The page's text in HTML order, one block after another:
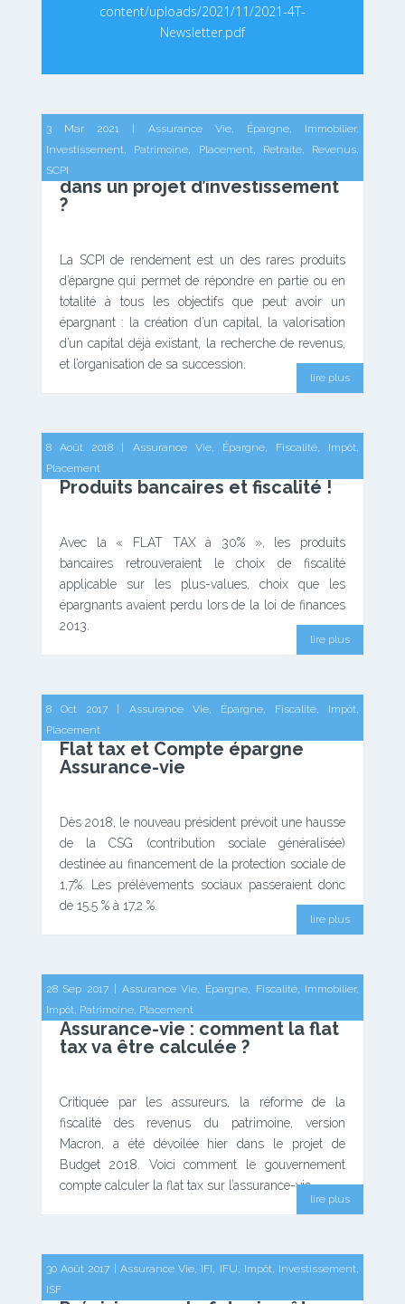
content/uploads/2021/11/2021-4T-
Newsletter.pdf
Place de la SCPI de rendement
dans un projet d’investissement
?
3 Mar 2021 Assurance Vie, Épargne, Immobilier,
Investissement, Patrimoine, Placement, Retraite, Revenus,
SCPI
La SCPI de rendement est un des rares produits
d’épargne qui permet de répondre en partie ou en
totalité à tous les objectifs que peut avoir un
épargnant : la création d’un capital, la valorisation
d’un capital déjà existant, la recherche de revenus,
et l’organisation de sa succession.
lire plus
Produits bancaires et fiscalité !
8 Août 2018 Assurance Vie, Épargne, Fiscalité, Impôt,
Placement
Avec la « FLAT TAX à 30% », les produits
bancaires retrouveraient le choix de fiscalité
applicable sur les plus-values, choix que les
épargnants avaient perdu lors de la loi de finances
2013.
lire plus
Flat tax et Compte épargne
Assurance-vie
8 Oct 2017 Assurance Vie, Épargne, Fiscalité, Impôt,
Placement
Dès 2018, le nouveau président prévoit une hausse
de la CSG (contribution sociale généralisée)
destinée au financement de la protection sociale de
1,7%. Les prélèvements sociaux passeraient donc
de 15,5 % à 17,2 %.
lire plus
Assurance-vie : comment la flat
tax va être calculée ?
28 Sep 2017 Assurance Vie, Épargne, Fiscalité, Immobilier,
Impôt, Patrimoine, Placement
Critiquée par les assureurs, la réforme de la
fiscalité des revenus du patrimoine, version
Macron, a été dévoilée hier dans le projet de
Budget 2018. Voici comment le gouvernement
compte calculer la flat tax sur l’assurance-vie.
lire plus
30 Août 2017 Assurance Vie, IFI, IFU, Impôt, Investissement,
ISF